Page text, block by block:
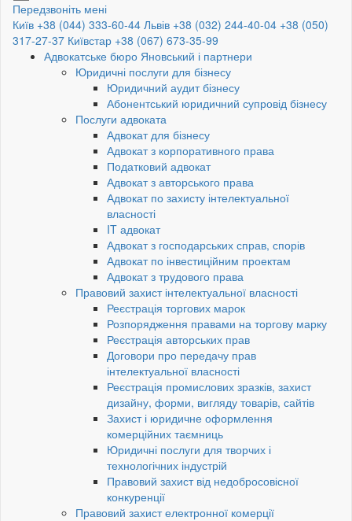
Передзвоніть мені
Київ +38 (044) 333-60-44 Львів +38 (032) 244-40-04 +38 (050)
317-27-37 Київстар +38 (067) 673-35-99
Адвокатське бюро Яновський і партнери
Юридичні послуги для бізнесу
Юридичний аудит бізнесу
Абонентський юридичний супровід бізнесу
Послуги адвоката
Адвокат для бізнесу
Адвокат з корпоративного права
Податковий адвокат
Адвокат з авторського права
Адвокат по захисту інтелектуальної
власності
IT адвокат
Адвокат з господарських справ, спорів
Адвокат по інвестиційним проектам
Адвокат з трудового права
Правовий захист інтелектуальної власності
Реєстрація торгових марок
Розпорядження правами на торгову марку
Реєстрація авторських прав
Договори про передачу прав
інтелектуальної власності
Реєстрація промислових зразків, захист
дизайну, форми, вигляду товарів, сайтів
Захист і юридичне оформлення
комерційних таємниць
Юридичні послуги для творчих і
технологічних індустрій
Правовий захист від недобросовісної
конкуренції
Правовий захист електронної комерції